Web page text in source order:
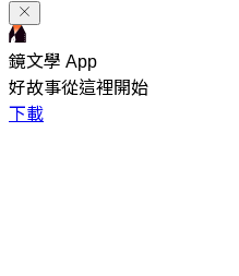
鏡文學 App
好故事從這裡開始
下載